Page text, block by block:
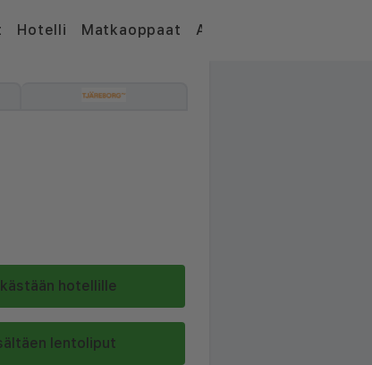
Hotelli Matkaoppaat Artikkelit
hotellille
lentoliput